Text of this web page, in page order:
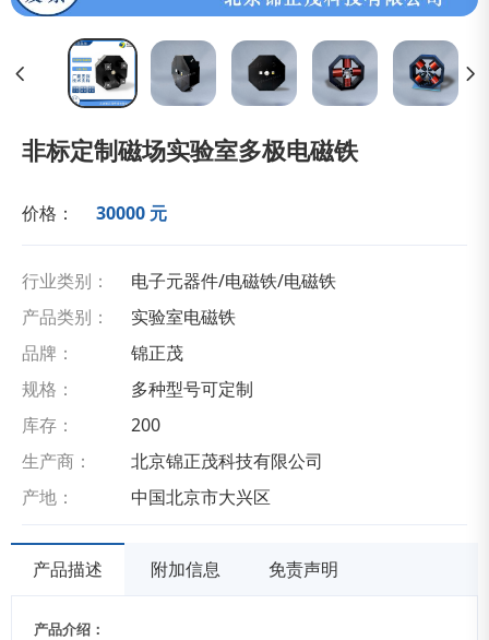
非标定制磁场实验室多极电磁铁
价格： 30000 元
行业类别：
电子元器件/电磁铁/电磁铁
产品类别：
实验室电磁铁
品牌：
锦正茂
规格：
多种型号可定制
库存：
200
生产商：
北京锦正茂科技有限公司
产地：
中国北京市大兴区
产品描述 附加信息 免责声明
产品介绍 ：